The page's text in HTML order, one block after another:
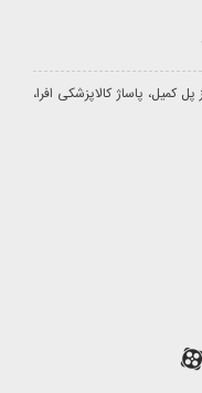
کمیل، پاساژ کالاپزشکی افرا،